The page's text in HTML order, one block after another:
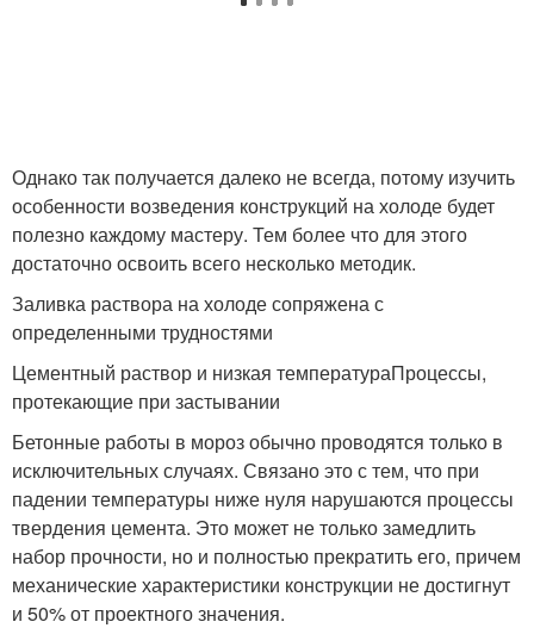
Однако так получается далеко не всегда, потому изучить
особенности возведения конструкций на холоде будет
полезно каждому мастеру. Тем более что для этого
достаточно освоить всего несколько методик.
Заливка раствора на холоде сопряжена с
определенными трудностями
Цементный раствор и низкая температураПроцессы,
протекающие при застывании
Бетонные работы в мороз обычно проводятся только в
исключительных случаях. Связано это с тем, что при
падении температуры ниже нуля нарушаются процессы
твердения цемента. Это может не только замедлить
набор прочности, но и полностью прекратить его, причем
механические характеристики конструкции не достигнут
и 50% от проектного значения.